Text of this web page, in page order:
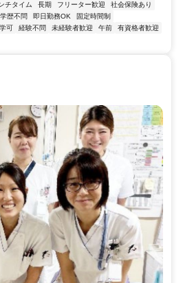
チタイム 長期 フリーター歓迎
社会保険あり
学歴不問 即日勤務OK
固定時間制
可 経験不問 未経験者歓迎 午前
有資格者歓迎